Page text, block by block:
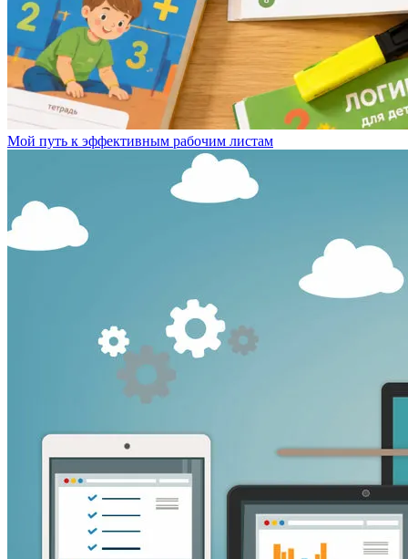
Мой путь к эффективным рабочим листам